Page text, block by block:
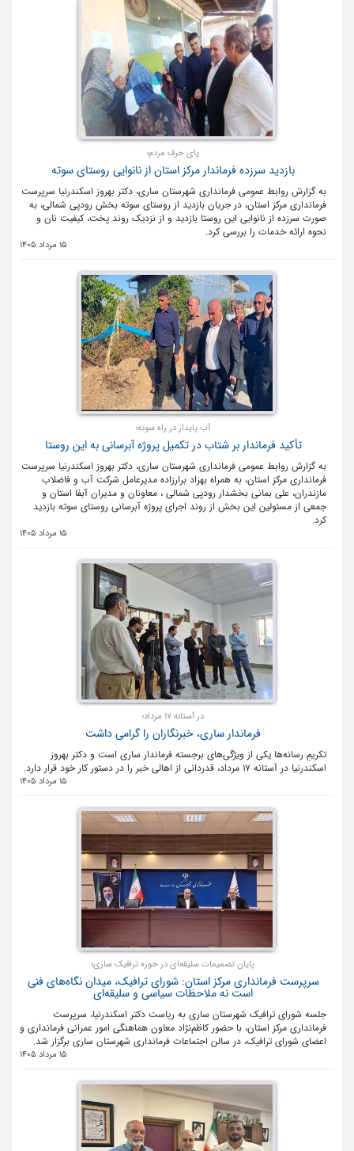
پای حرف مردم؛
بازدید سرزده فرماندار مرکز استان از نانوایی روستای سوته
به گزارش روابط عمومی فرمانداری شهرستان ساری، دکتر بهروز اسکندرنیا سرپرست
فرمانداری مرکز استان، در جریان بازدید از روستای سوته بخش رودپی شمالی، به
صورت سرزده از نانوایی این روستا بازدید و از نزدیک روند پخت، کیفیت نان و
نحوه ارائه خدمات را بررسی کرد.
15 مرداد 1405
آب پایدار در راه سوته؛
تأکید فرماندار بر شتاب در تکمیل پروژه آبرسانی به این روستا
به گزارش روابط عمومی فرمانداری شهرستان ساری، دکتر بهروز اسکندرنیا سرپرست
فرمانداری مرکز استان، به همراه بهزاد برارزاده مدیرعامل شرکت آب و فاضلاب
مازندران، علی بمانی بخشدار رودپی شمالی ، معاونان و مدیران آبفا استان و
جمعی از مسئولین این بخش از روند اجرای پروژه آبرسانی روستای سوته بازدید
کرد.
15 مرداد 1405
در آستانه ۱۷ مرداد؛
فرماندار ساری، خبرنگاران را گرامی داشت
تکریمِ رسانه‌ها یکی از ویژگی‌های برجسته فرماندار ساری است و دکتر بهروز
اسکندرنیا در آستانه ۱۷ مرداد، قدردانی از اهالی خبر را در دستور کار خود قرار دارد.
15 مرداد 1405
پایان تصمیمات سلیقه‌ای در حوزه ترافیک ساری؛
سرپرست فرمانداری مرکز استان: شورای ترافیک، میدان نگاه‌های فنی
است نه ملاحظات سیاسی و سلیقه‌ای
جلسه شورای ترافیک شهرستان ساری به ریاست دکتر اسکندرنیا، سرپرست
فرمانداری مرکز استان، با حضور کاظم‌نژاد معاون هماهنگی امور عمرانی فرمانداری و
اعضای شورای ترافیک، در سالن اجتماعات فرمانداری شهرستان ساری برگزار شد.
15 مرداد 1405